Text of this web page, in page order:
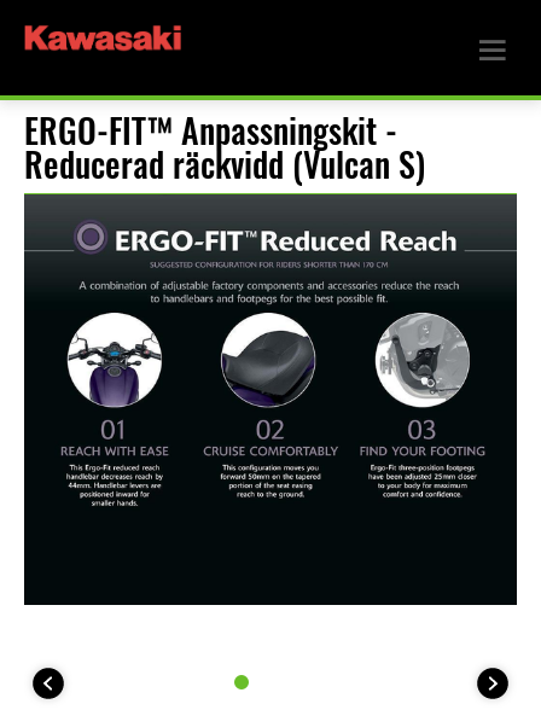
ERGO-FIT™ Anpassningskit -
Reducerad räckvidd (Vulcan S)